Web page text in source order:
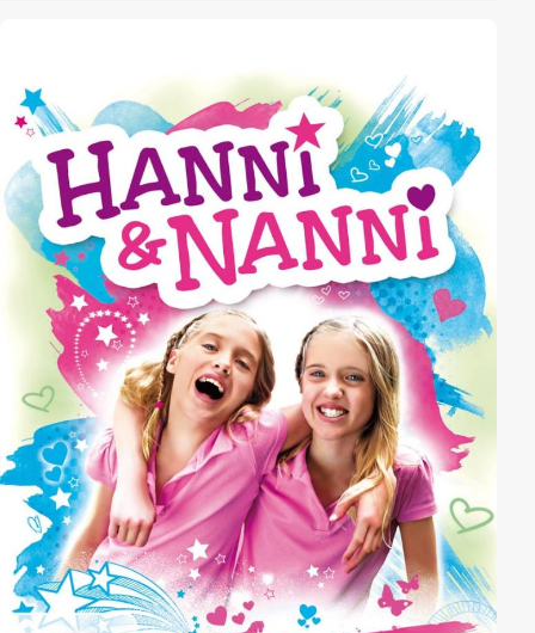
Seine ehemaligen Mitschüler sind verblüfft über die
Eloquenz des eigentlich schüchternen Außenseiters,
der ihnen mit scharfsinnigem Verstand und großer
Kombinationskunst die Worte im Mund herumdreht...